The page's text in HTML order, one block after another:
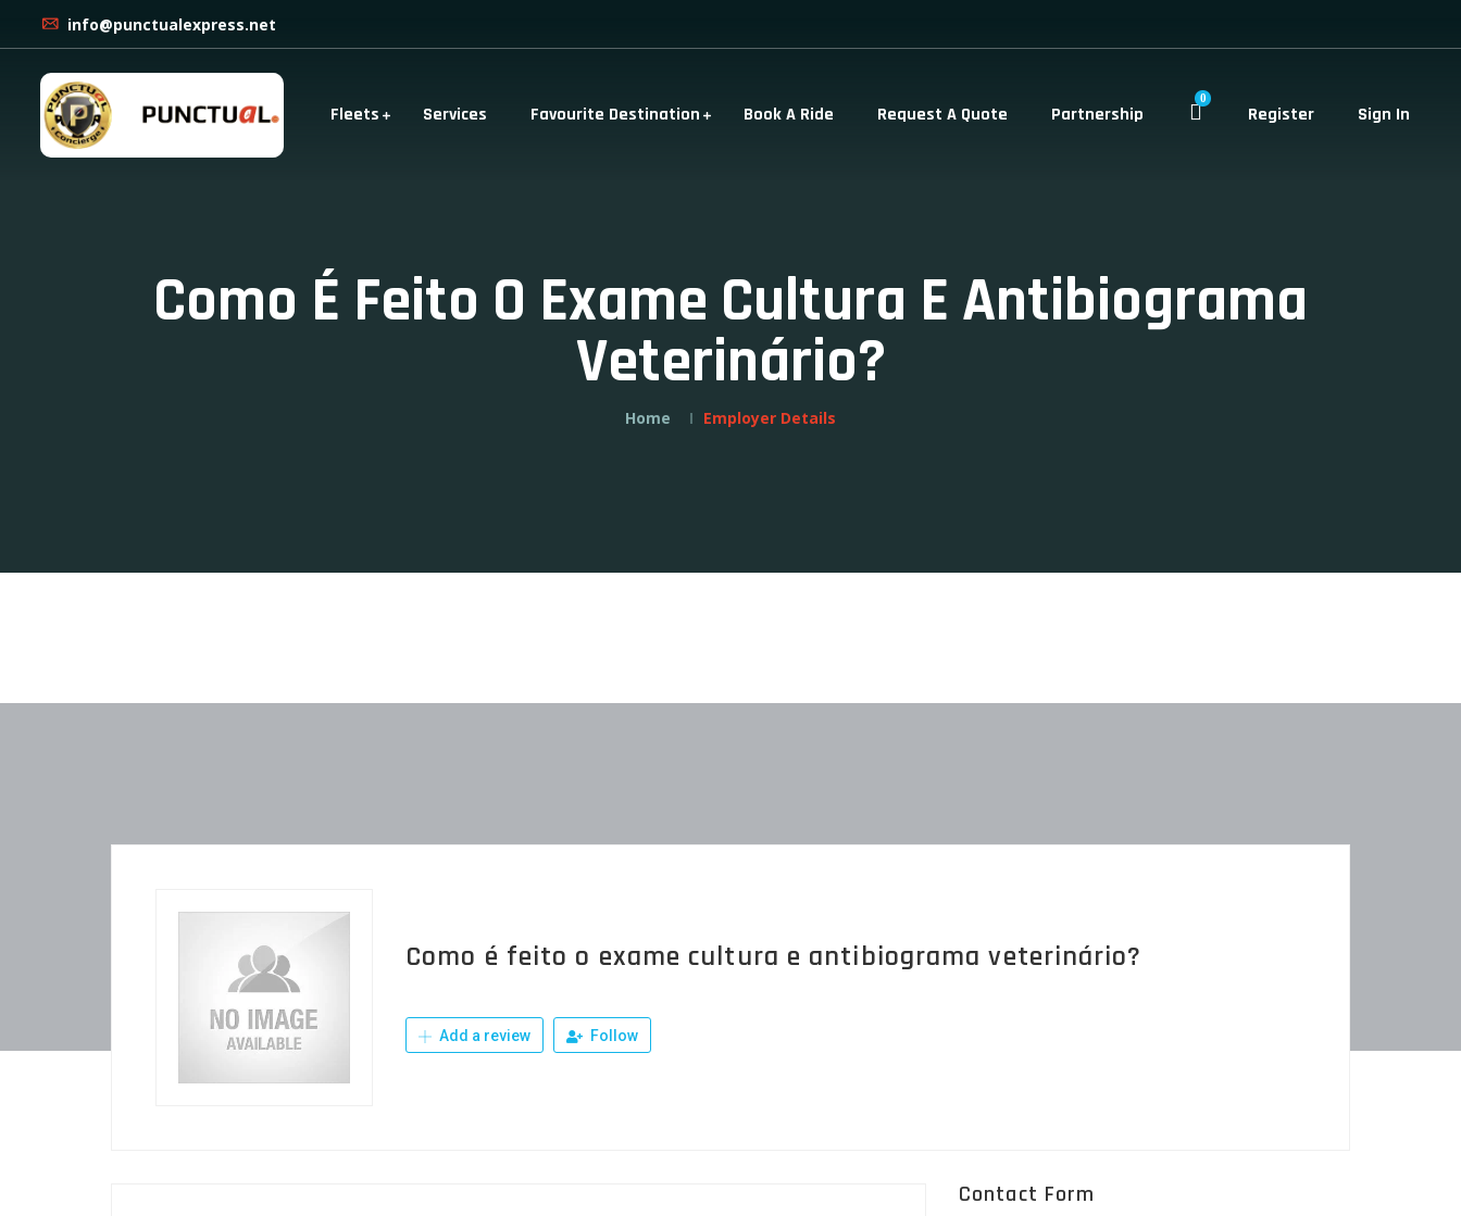
info@punctualexpress.net
Fleets Services Favourite Destination Book A Ride Request A Quote Partnership
0
Register Sign In
Como É Feito O Exame Cultura E Antibiograma
Veterinário?
Home Employer Details
Como é feito o exame cultura e antibiograma veterinário?
Add a review Follow
Contact Form